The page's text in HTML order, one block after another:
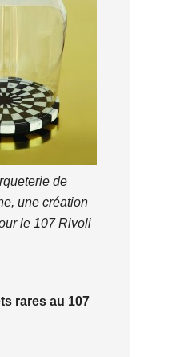
de
une création
le 107 Rivoli
rares au 107